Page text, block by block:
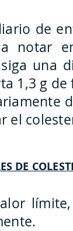
de
a
una
1,3 g
el
DE